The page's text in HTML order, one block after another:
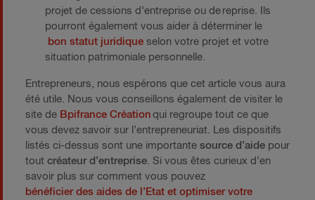
projet de cessions d’entreprise ou de reprise. Ils
pourront également vous aider à déterminer le
bon statut juridique selon votre projet et votre
situation patrimoniale personnelle.
Entrepreneurs, nous espérons que cet article vous aura
été utile. Nous vous conseillons également de visiter le
site de Bpifrance Création qui regroupe tout ce que
vous devez savoir sur l’entrepreneuriat. Les dispositifs
listés ci-dessus sont une importante source d’aide pour
tout créateur d’entreprise. Si vous êtes curieux d’en
savoir plus sur comment vous pouvez
bénéficier des aides de l’Etat et optimiser votre